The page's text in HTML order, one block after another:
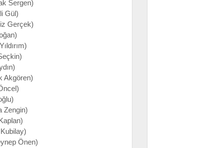
Sergen)
Gül)
Gerçek)
Akgören)
Zengin)
Önen)